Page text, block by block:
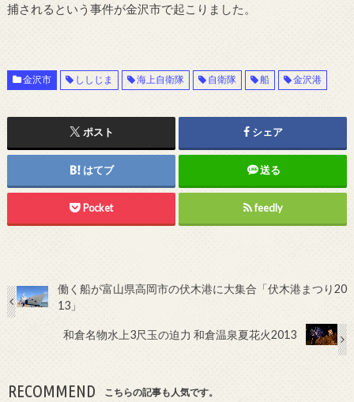
捕されるという事件が金沢市で起こりました。
金沢市 ししじま 海上自衛隊 自衛隊 船 金沢港
ポスト シェア
はてブ 送る
Pocket feedly
働く船が富山県高岡市の伏木港に大集合「伏木港まつり20
13」
和倉名物水上3尺玉の迫力 和倉温泉夏花火2013
RECOMMEND こちらの記事も人気です。